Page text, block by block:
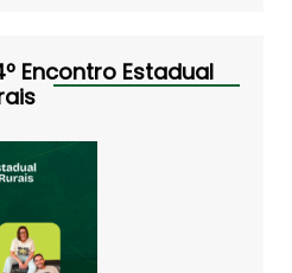
Encontro Estadual